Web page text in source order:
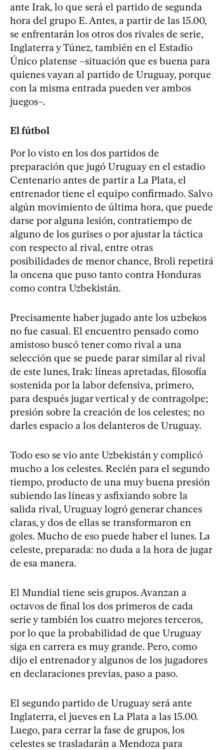
ante Irak, lo que será el partido de segunda
hora del grupo E. Antes, a partir de las 15.00,
se enfrentarán los otros dos rivales de serie,
Inglaterra y Túnez, también en el Estadio
Único platense –situación que es buena para
quienes vayan al partido de Uruguay, porque
con la misma entrada pueden ver ambos
juegos–.
El fútbol
Por lo visto en los dos partidos de
preparación que jugó Uruguay en el estadio
Centenario antes de partir a La Plata, el
entrenador tiene el equipo confirmado. Salvo
algún movimiento de última hora, que puede
darse por alguna lesión, contratiempo de
alguno de los gurises o por ajustar la táctica
con respecto al rival, entre otras
posibilidades de menor chance, Broli repetirá
la oncena que puso tanto contra Honduras
como contra Uzbekistán.
Precisamente haber jugado ante los uzbekos
no fue casual. El encuentro pensado como
amistoso buscó tener como rival a una
selección que se puede parar similar al rival
de este lunes, Irak: líneas apretadas, filosofía
sostenida por la labor defensiva, primero,
para después jugar vertical y de contragolpe;
presión sobre la creación de los celestes; no
darles espacio a los delanteros de Uruguay.
Todo eso se vio ante Uzbekistán y complicó
mucho a los celestes. Recién para el segundo
tiempo, producto de una muy buena presión
subiendo las líneas y asfixiando sobre la
salida rival, Uruguay logró generar chances
claras, y dos de ellas se transformaron en
goles. Mucho de eso puede haber el lunes. La
celeste, preparada: no duda a la hora de jugar
de esa manera.
El Mundial tiene seis grupos. Avanzan a
octavos de final los dos primeros de cada
serie y también los cuatro mejores terceros,
por lo que la probabilidad de que Uruguay
siga en carrera es muy grande. Pero, como
dijo el entrenador y algunos de los jugadores
en declaraciones previas, paso a paso.
El segundo partido de Uruguay será ante
Inglaterra, el jueves en La Plata a las 15.00.
Luego, para cerrar la fase de grupos, los
celestes se trasladarán a Mendoza para